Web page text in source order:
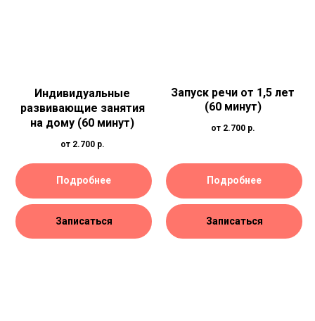
Индивидуальные
развивающие занятия
на дому (60 минут)
от 2.700 р.
Подробнее
Записаться
Запуск речи от 1,5 лет
(60 минут)
от 2.700 р.
Подробнее
Записаться